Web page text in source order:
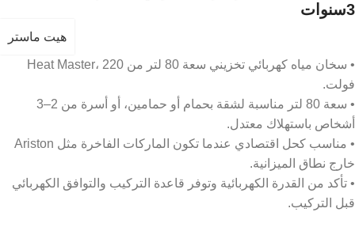
3سنوات
هيت ماستر
• سخان مياه كهربائي تخزيني سعة 80 لتر من Heat Master، 220
فولت.
• سعة 80 لتر مناسبة لشقة بحمام أو حمامين، أو أسرة من 2–3
أشخاص باستهلاك معتدل.
• مناسب كحل اقتصادي عندما تكون الماركات الفاخرة مثل Ariston
خارج نطاق الميزانية.
• تأكد من القدرة الكهربائية وتوفر قاعدة التركيب والتوافق الكهربائي
قبل التركيب.